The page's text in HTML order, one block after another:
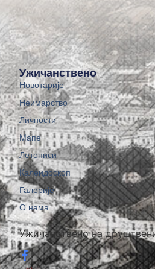
Ужичанствено на
Ужичанствено
Новотарије
Неимарство
Личности
Мапе
Летописи
Калеидоскоп
Галерије
О нама